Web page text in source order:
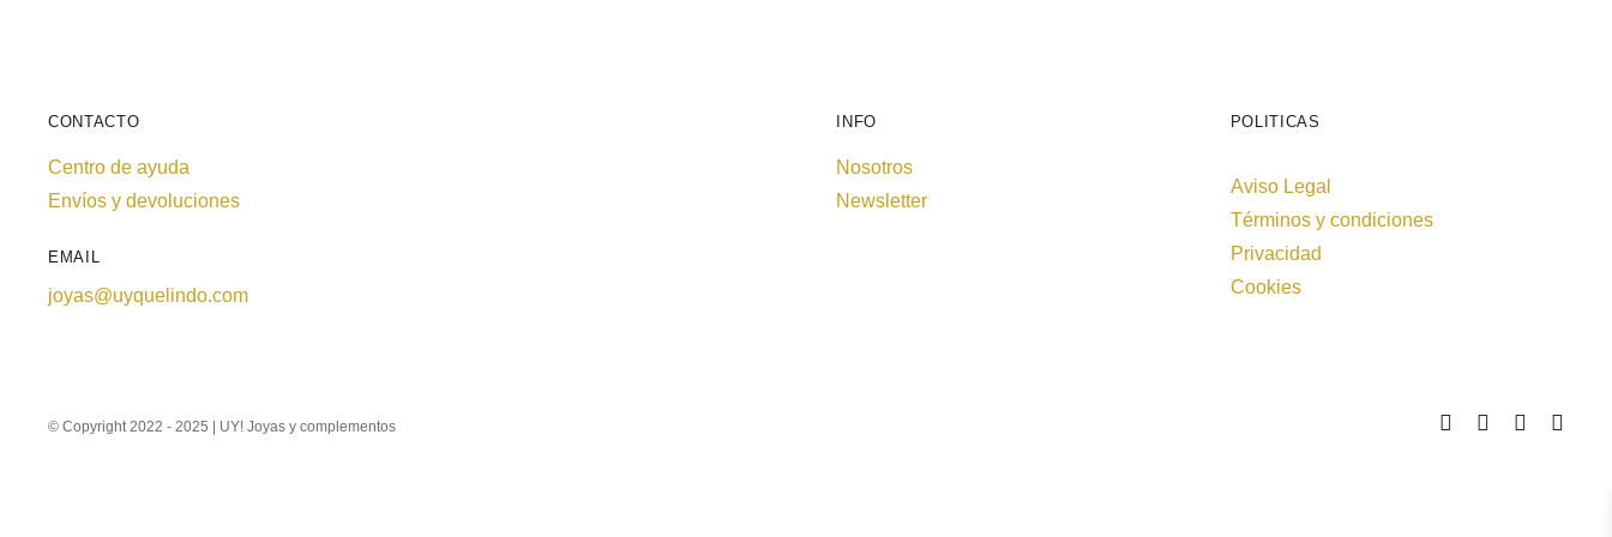
CONTACTO
Centro de ayuda
Envíos y devoluciones
EMAIL
joyas@uyquelindo.com
INFO
Nosotros
Newsletter
POLITICAS
Aviso Legal
Términos y condiciones
Privacidad
Cookies
© Copyright 2022 - 2025 | UY! Joyas y complementos